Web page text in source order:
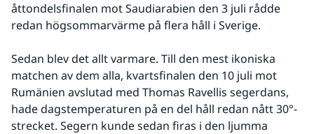
åttondelsfinalen mot Saudiarabien den 3 juli rådde
redan högsommarvärme på flera håll i Sverige.
Sedan blev det allt varmare. Till den mest ikoniska
matchen av dem alla, kvartsfinalen den 10 juli mot
Rumänien avslutad med Thomas Ravellis segerdans,
hade dagstemperaturen på en del håll redan nått 30°-
strecket. Segern kunde sedan firas i den ljumma